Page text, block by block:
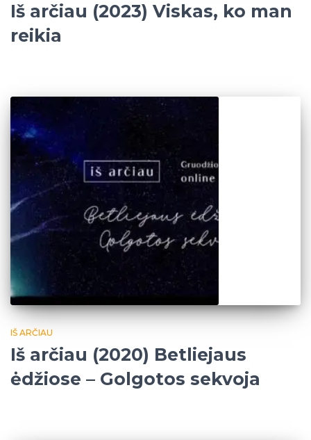
Iš arčiau (2023) Viskas, ko man
reikia
IŠ ARČIAU
Iš arčiau (2020) Betliejaus
ėdžiose – Golgotos sekvoja